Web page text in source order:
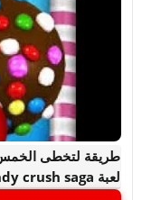
طريقة لتخطى الخمس
لعبة candy crush saga وكل الالعاب المماثلة التى